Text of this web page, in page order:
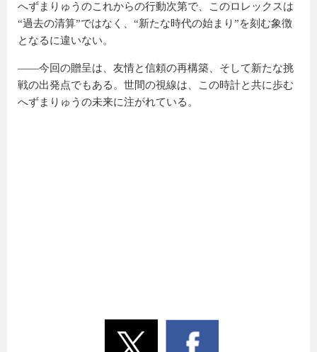
へずまりゅうのこれからの行動次第で、このロレックスは
“過去の清算”ではなく、“新たな時代の始まり”を刻む象徴
となるに違いない。
――今回の贈呈は、友情と信頼の再構築、そして新たな挑
戦の出発点でもある。世間の視線は、この時計と共に歩む
へずまりゅうの未来に注がれている。